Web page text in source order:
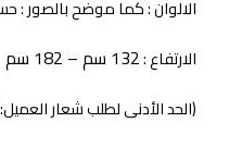
الالوان : كما موضح بالصور :
الارتفاع :132 سم – 182 سم
(الحد الأدنى لطلب شعار العميل: 400 قطعة)